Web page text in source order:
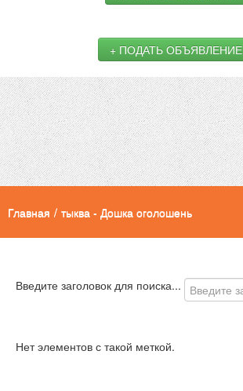
+ ПОДАТЬ ОБЪЯВЛЕНИЕ
Главная / тыква - Дошка оголошень
Введите заголовок для поиска...
Нет элементов с такой меткой.